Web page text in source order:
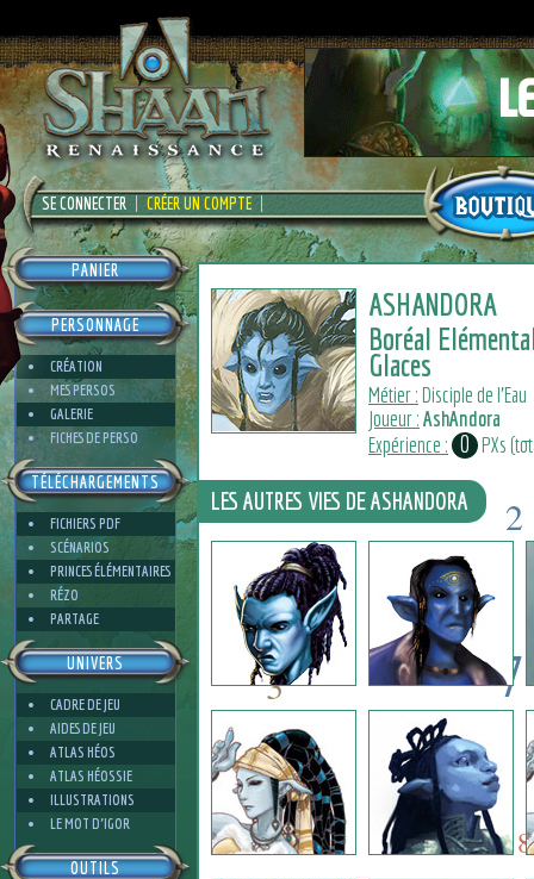
SE CONNECTER CRÉER UN COMPTE
PANIER
PERSONNAGE
CRÉATION
MES PERSOS
GALERIE
FICHES DE PERSO
TÉLÉCHARGEMENTS
FICHIERS PDF
SCÉNARIOS
PRINCES ÉLÉMENTAIRES
RÉZO
PARTAGE
UNIVERS
CADRE DE JEU
AIDES DE JEU
ATLAS HÉOS
ATLAS HÉOSSIE
ILLUSTRATIONS
LE MOT D'IGOR
OUTILS
ASHANDORA
Boréal
Glaces
Métier : Disciple de l'Eau
Joueur :AshAndora
Expérience : 0 PXs
8
7
5
3
3
2
2
LES AUTRES VIES DE ASHANDORA